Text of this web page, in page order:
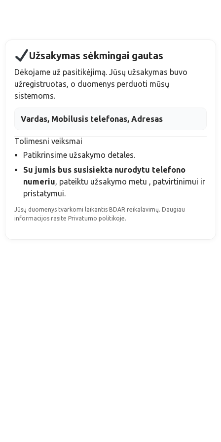
Užsakymas sėkmingai gautas
Dėkojame už pasitikėjimą. Jūsų užsakymas buvo
užregistruotas, o duomenys perduoti mūsų
sistemoms.
Vardas, Mobilusis telefonas, Adresas
Tolimesni veiksmai
Patikrinsime užsakymo detales.
Su jumis bus susisiekta nurodytu telefono
numeriu, pateiktu užsakymo metu , patvirtinimui ir
pristatymui.
Jūsų duomenys tvarkomi laikantis BDAR reikalavimų. Daugiau
informacijos rasite Privatumo politikoje.